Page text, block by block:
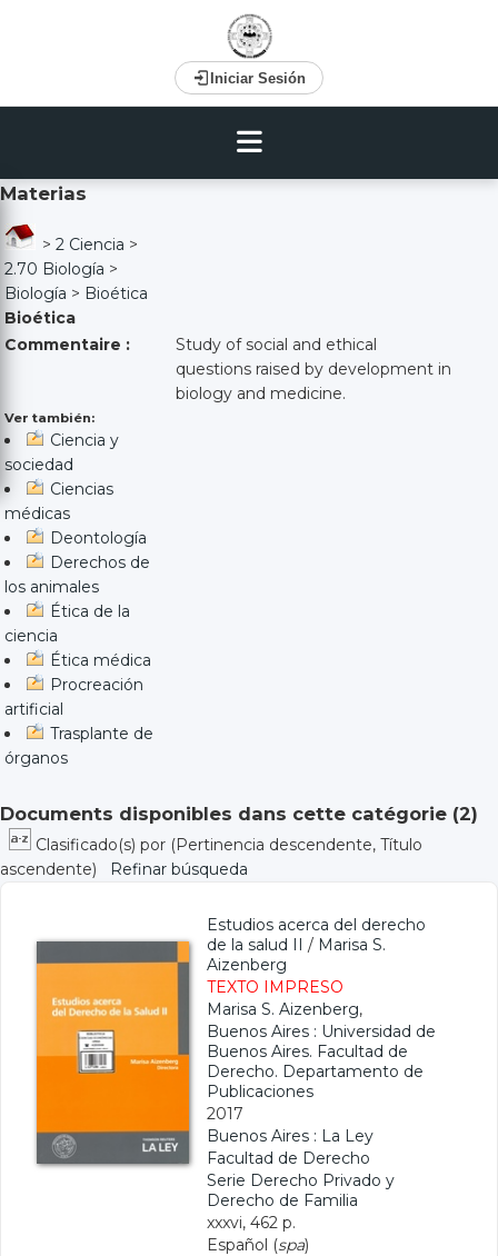
Iniciar Sesión
Materias
> 2 Ciencia >
2.70 Biología >
Biología > Bioética
Bioética
Commentaire :
Study of social and ethical
questions raised by development in
biology and medicine.
Ver también:
Ciencia y
sociedad
Ciencias
médicas
Deontología
Derechos de
los animales
Ética de la
ciencia
Ética médica
Procreación
artificial
Trasplante de
órganos
Documents disponibles dans cette catégorie (2)
Clasificado(s) por (Pertinencia descendente, Título
ascendente)
Refinar búsqueda
Estudios acerca del derecho
de la salud II / Marisa S.
Aizenberg
TEXTO IMPRESO
Marisa S. Aizenberg,
Buenos Aires : Universidad de
Buenos Aires. Facultad de
Derecho. Departamento de
Publicaciones
2017
Buenos Aires : La Ley
Facultad de Derecho
Serie Derecho Privado y
Derecho de Familia
xxxvi, 462 p.
Español (spa)